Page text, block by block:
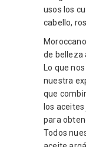
usos los
cabello,
de belleza
Lo que
nuestra
que
los
para
Todos